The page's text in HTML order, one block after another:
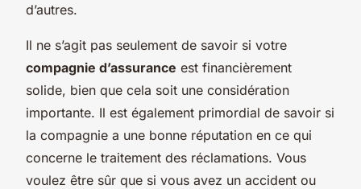
d’autres.
Il ne s’agit pas seulement de savoir si votre
compagnie d’assurance est financièrement
solide, bien que cela soit une considération
importante. Il est également primordial de savoir si
la compagnie a une bonne réputation en ce qui
concerne le traitement des réclamations. Vous
voulez être sûr que si vous avez un accident ou